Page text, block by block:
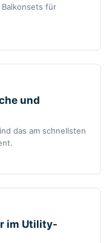
für
und
das am schnellsten
im Utility-